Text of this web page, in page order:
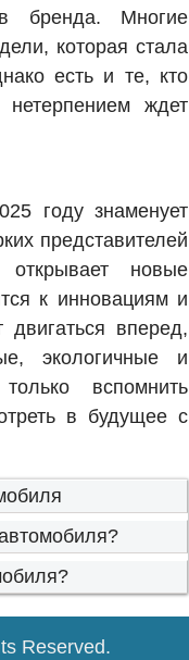
бренда. Многие
которая стала
есть и те, кто
ждет
году знаменует
представителей
новые
к инновациям и
вперед,
экологичные и
вспомнить
в будущее с
Reserved.